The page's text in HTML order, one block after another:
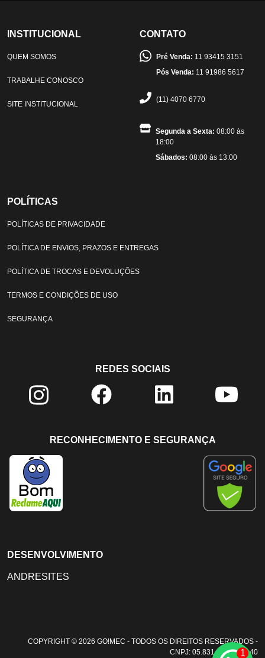
INSTITUCIONAL
QUEM SOMOS
TRABALHE CONOSCO
SITE INSTITUCIONAL
CONTATO
Pré Venda: 11 93415 3151
Pós Venda: 11 91986 5617
(11) 4070 6770
Segunda a Sexta: 08:00 às
18:00
Sábados: 08:00 às 13:00
POLÍTICAS
POLÍTICAS DE PRIVACIDADE
POLÍTICA DE ENVIOS, PRAZOS E ENTREGAS
POLÍTICA DE TROCAS E DEVOLUÇÕES
TERMOS E CONDIÇÕES DE USO
SEGURANÇA
REDES SOCIAIS
RECONHECIMENTO E SEGURANÇA
DESENVOLVIMENTO
ANDRESITES
COPYRIGHT © 2026 GO!MEC - TODOS OS DIREITOS RESERVADOS -
CNPJ: 05.831.108/0001-40
1